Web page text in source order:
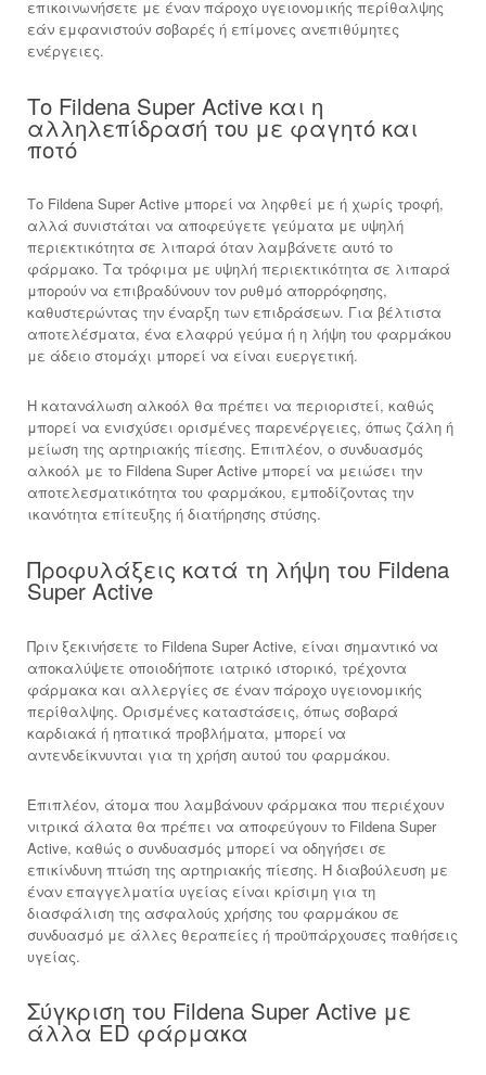
επικοινωνήσετε με έναν πάροχο υγειονομικής περίθαλψης
εάν εμφανιστούν σοβαρές ή επίμονες ανεπιθύμητες
ενέργειες.
Το Fildena Super Active και η
αλληλεπίδρασή του με φαγητό και
ποτό
Το Fildena Super Active μπορεί να ληφθεί με ή χωρίς τροφή,
αλλά συνιστάται να αποφεύγετε γεύματα με υψηλή
περιεκτικότητα σε λιπαρά όταν λαμβάνετε αυτό το
φάρμακο. Τα τρόφιμα με υψηλή περιεκτικότητα σε λιπαρά
μπορούν να επιβραδύνουν τον ρυθμό απορρόφησης,
καθυστερώντας την έναρξη των επιδράσεων. Για βέλτιστα
αποτελέσματα, ένα ελαφρύ γεύμα ή η λήψη του φαρμάκου
με άδειο στομάχι μπορεί να είναι ευεργετική.
Η κατανάλωση αλκοόλ θα πρέπει να περιοριστεί, καθώς
μπορεί να ενισχύσει ορισμένες παρενέργειες, όπως ζάλη ή
μείωση της αρτηριακής πίεσης. Επιπλέον, ο συνδυασμός
αλκοόλ με το Fildena Super Active μπορεί να μειώσει την
αποτελεσματικότητα του φαρμάκου, εμποδίζοντας την
ικανότητα επίτευξης ή διατήρησης στύσης.
Προφυλάξεις κατά τη λήψη του Fildena
Super Active
Πριν ξεκινήσετε το Fildena Super Active, είναι σημαντικό να
αποκαλύψετε οποιοδήποτε ιατρικό ιστορικό, τρέχοντα
φάρμακα και αλλεργίες σε έναν πάροχο υγειονομικής
περίθαλψης. Ορισμένες καταστάσεις, όπως σοβαρά
καρδιακά ή ηπατικά προβλήματα, μπορεί να
αντενδείκνυνται για τη χρήση αυτού του φαρμάκου.
Επιπλέον, άτομα που λαμβάνουν φάρμακα που περιέχουν
νιτρικά άλατα θα πρέπει να αποφεύγουν το Fildena Super
Active, καθώς ο συνδυασμός μπορεί να οδηγήσει σε
επικίνδυνη πτώση της αρτηριακής πίεσης. Η διαβούλευση με
έναν επαγγελματία υγείας είναι κρίσιμη για τη
διασφάλιση της ασφαλούς χρήσης του φαρμάκου σε
συνδυασμό με άλλες θεραπείες ή προϋπάρχουσες παθήσεις
υγείας.
Σύγκριση του Fildena Super Active με
άλλα ED φάρμακα